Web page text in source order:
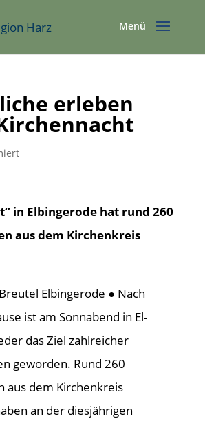
erleben
in Elbingerode hat rund 260
aus dem Kirchenkreis
Elbingerode ● Nach
ist am Sonnabend in El-
das Ziel zahlreicher
geworden. Rund 260
aus dem Kirchenkreis
an der diesjährigen